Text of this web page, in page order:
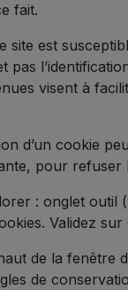
fait.
site est
pas
visent à
d’un cookie
pour refuser
: onglet outil
Validez sur
de la fenêtre
de